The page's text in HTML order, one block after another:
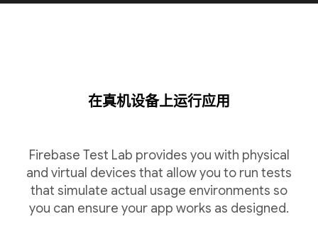
在真机设备上运行应用
Firebase Test Lab provides you with physical
and virtual devices that allow you to run tests
that simulate actual usage environments so
you can ensure your app works as designed.